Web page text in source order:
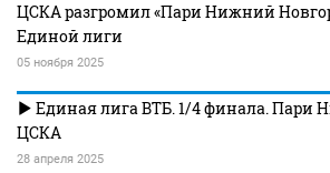
ЦСКА разгромил «Пари Нижний
Единой лиги
05 ноября 2025
Единая лига ВТБ. 1/4 финала. Пари
ЦСКА
28 апреля 2025